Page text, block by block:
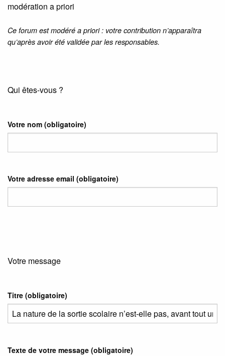
modération a priori
Ce forum est modéré a priori : votre contribution n’apparaîtra
qu’après avoir été validée par les responsables.
Qui êtes-vous ?
Votre nom (obligatoire)
Votre adresse email (obligatoire)
Votre message
Titre (obligatoire)
Texte de votre message (obligatoire)